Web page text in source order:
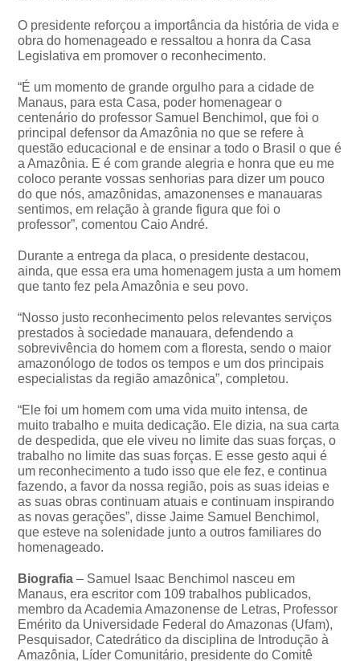
O presidente reforçou a importância da história de vida e
obra do homenageado e ressaltou a honra da Casa
Legislativa em promover o reconhecimento.
“É um momento de grande orgulho para a cidade de
Manaus, para esta Casa, poder homenagear o
centenário do professor Samuel Benchimol, que foi o
principal defensor da Amazônia no que se refere à
questão educacional e de ensinar a todo o Brasil o que é
a Amazônia. E é com grande alegria e honra que eu me
coloco perante vossas senhorias para dizer um pouco
do que nós, amazônidas, amazonenses e manauaras
sentimos, em relação à grande figura que foi o
professor”, comentou Caio André.
Durante a entrega da placa, o presidente destacou,
ainda, que essa era uma homenagem justa a um homem
que tanto fez pela Amazônia e seu povo.
“Nosso justo reconhecimento pelos relevantes serviços
prestados à sociedade manauara, defendendo a
sobrevivência do homem com a floresta, sendo o maior
amazonólogo de todos os tempos e um dos principais
especialistas da região amazônica”, completou.
“Ele foi um homem com uma vida muito intensa, de
muito trabalho e muita dedicação. Ele dizia, na sua carta
de despedida, que ele viveu no limite das suas forças, o
trabalho no limite das suas forças. E esse gesto aqui é
um reconhecimento a tudo isso que ele fez, e continua
fazendo, a favor da nossa região, pois as suas ideias e
as suas obras continuam atuais e continuam inspirando
as novas gerações”, disse Jaime Samuel Benchimol,
que esteve na solenidade junto a outros familiares do
homenageado.
Biografia – Samuel Isaac Benchimol nasceu em
Manaus, era escritor com 109 trabalhos publicados,
membro da Academia Amazonense de Letras, Professor
Emérito da Universidade Federal do Amazonas (Ufam),
Pesquisador, Catedrático da disciplina de Introdução à
Amazônia, Líder Comunitário, presidente do Comitê